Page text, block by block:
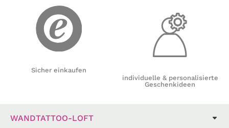
Sicher einkaufen
individuelle & personalisierte
Geschenkideen
WANDTATTOO-LOFT